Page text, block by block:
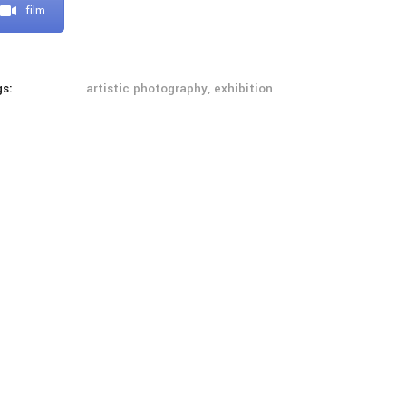
film
artistic photography, exhibition